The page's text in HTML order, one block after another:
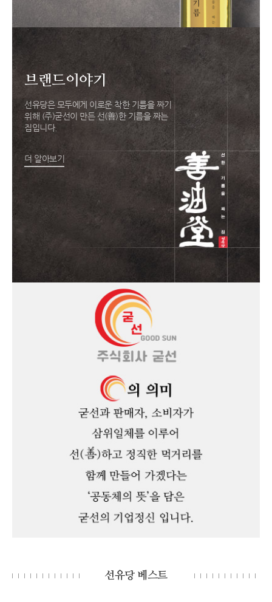
브랜드이야기
선유당은 모두에게 이로운 착한 기름을 짜기
위해 (주)굳선이 만든 선(善)한 기름을 짜는
집입니다.
더 알아보기
선유당 베스트